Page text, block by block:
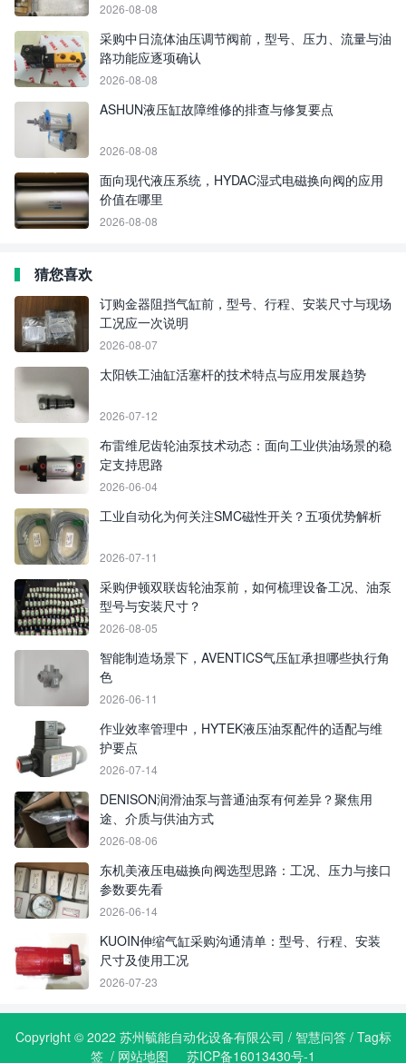
2026-08-08
采购中日流体油压调节阀前，型号、压力、流量与油
路功能应逐项确认
2026-08-08
ASHUN液压缸故障维修的排查与修复要点
2026-08-08
面向现代液压系统，HYDAC湿式电磁换向阀的应用
价值在哪里
2026-08-08
猜您喜欢
订购金器阻挡气缸前，型号、行程、安装尺寸与现场
工况应一次说明
2026-08-07
太阳铁工油缸活塞杆的技术特点与应用发展趋势
2026-07-12
布雷维尼齿轮油泵技术动态：面向工业供油场景的稳
定支持思路
2026-06-04
工业自动化为何关注SMC磁性开关？五项优势解析
2026-07-11
采购伊顿双联齿轮油泵前，如何梳理设备工况、油泵
型号与安装尺寸？
2026-08-05
智能制造场景下，AVENTICS气压缸承担哪些执行角
色
2026-06-11
作业效率管理中，HYTEK液压油泵配件的适配与维
护要点
2026-07-14
DENISON润滑油泵与普通油泵有何差异？聚焦用
途、介质与供油方式
2026-08-06
东机美液压电磁换向阀选型思路：工况、压力与接口
参数要先看
2026-06-14
KUOIN伸缩气缸采购沟通清单：型号、行程、安装
尺寸及使用工况
2026-07-23
Copyright © 2022 苏州毓能自动化设备有限公司 / 智慧问答/ Tag标
签 / 网站地图 苏ICP备16013430号-1